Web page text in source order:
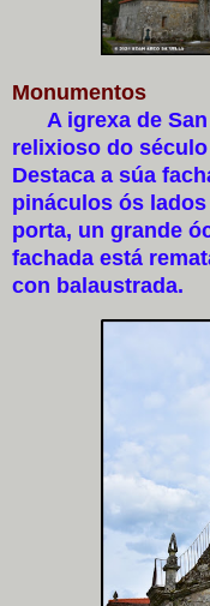
Monumentos
A igrexa de San
relixioso do século
Destaca a súa
pináculos ós
porta, un grande
fachada está
con balaustrada.